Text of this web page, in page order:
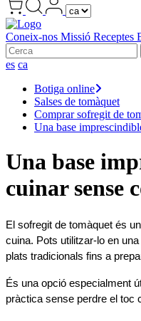
Coneix-nos Missió Receptes
es ca
Botiga online
Salses de tomàquet
Comprar sofregit de
Una base
Una base
cuinar sense
El sofregit de tomàquet és
cuina. Pots utilitzar-lo en
plats tradicionals fins a
És una opció especialment
pràctica sense perdre el toc